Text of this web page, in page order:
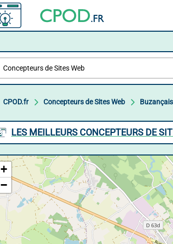
CPOD.fr Concepteurs de Sites Web Buzançais
LES MEILLEURS CONCEPTEURS DE
+
−